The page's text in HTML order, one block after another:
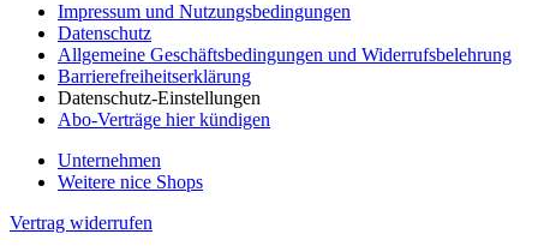
Impressum und Nutzungsbedingungen
Datenschutz
Allgemeine Geschäftsbedingungen und Widerrufsbelehrung
Barrierefreiheitserklärung
Datenschutz-Einstellungen
Abo-Verträge hier kündigen
Unternehmen
Weitere nice Shops
Vertrag widerrufen